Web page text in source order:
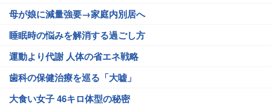
母が娘に減量強要→家庭内別居へ
睡眠時の悩みを解消する過ごし方
運動より代謝 人体の省エネ戦略
歯科の保健治療を巡る「大嘘」
大食い女子 46キロ体型の秘密